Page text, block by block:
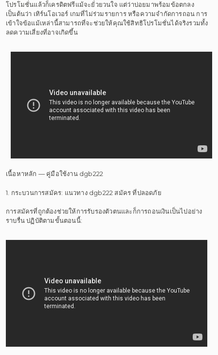
โปรโมชั่นแล้วก็เครดิตฟรีแม้จะยั่วยวนใจ แต่ว่าบ่อยมาพร้อมข้อตกลง
เป็นต้นว่า เทิร์นโอเวอร์ เกมที่ไม่ร่วมรายการ หรือความจำกัดการถอน การ
เข้าใจข้อแม้เหล่านี้สามารถที่จะช่วยให้คุณใช้สิทธิโปรโมชั่นได้จริงรวมทั้ง
ลดความเสี่ยงที่อาจเกิดขึ้น
เนื้อหาหลัก — คู่มือใช้งาน dgb222
1. กระบวนการสมัคร: แนวทาง dgb222 สมัคร ที่ปลอดภัย
การสมัครที่ถูกต้องช่วยให้การรับรองตัวตนและก็การถอนเงินเป็นไปอย่าง
ราบรื่น ปฏิบัติตามขั้นตอนนี้: